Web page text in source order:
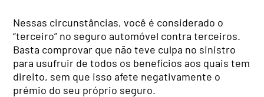
Nessas circunstâncias, você é considerado o
“terceiro” no seguro automóvel contra terceiros.
Basta comprovar que não teve culpa no sinistro
para usufruir de todos os benefícios aos quais tem
direito, sem que isso afete negativamente o
prémio do seu próprio seguro.